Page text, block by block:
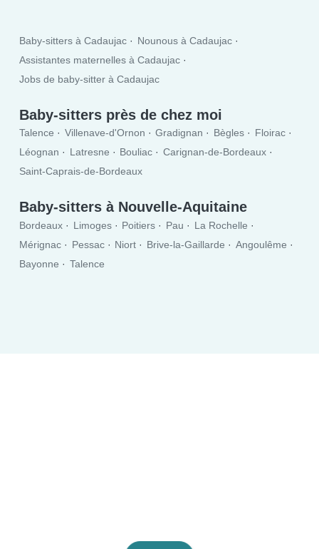
Baby-sitters à Cadaujac
Nounous à Cadaujac
Assistantes maternelles à Cadaujac
Jobs de baby-sitter à Cadaujac
Baby-sitters près de chez moi
Talence Villenave-d'Ornon Gradignan Bègles
Floirac
Léognan
Latresne Bouliac
Carignan-de-Bordeaux
Saint-Caprais-de-Bordeaux
Baby-sitters à Nouvelle-Aquitaine
Bordeaux Limoges Poitiers Pau
La Rochelle
Mérignac
Pessac Niort Brive-la-Gaillarde
Angoulême
Bayonne
Talence